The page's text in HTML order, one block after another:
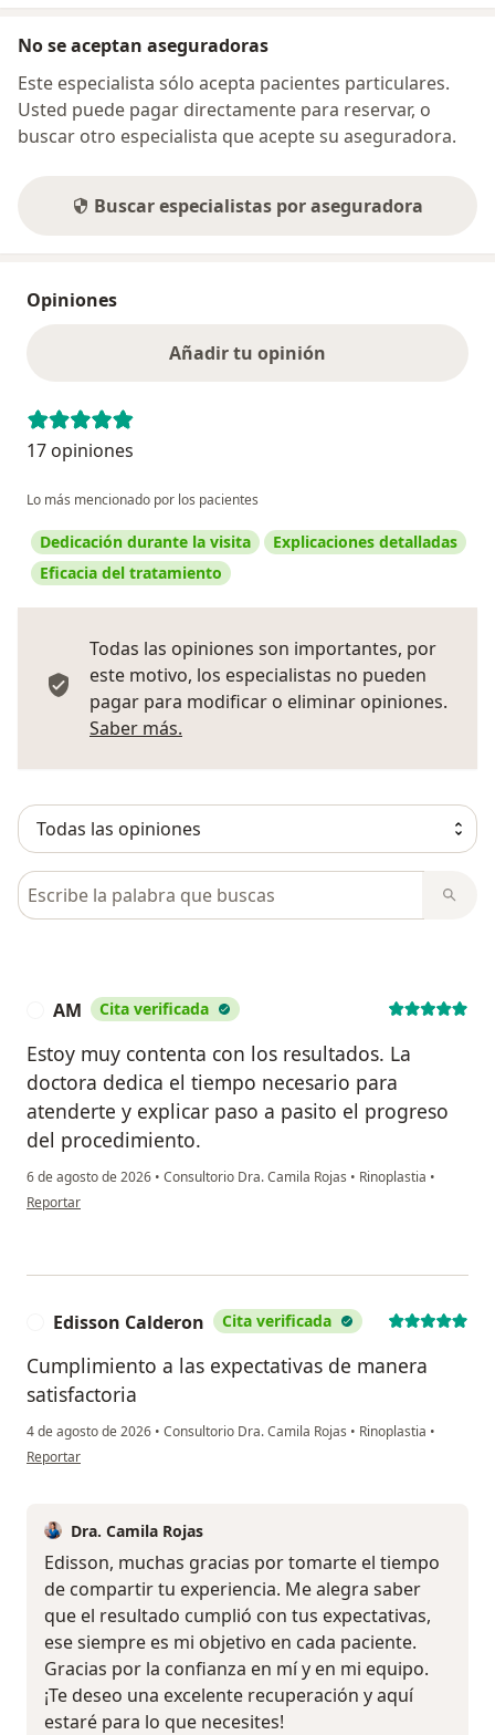
No se aceptan aseguradoras
Este especialista sólo acepta pacientes particulares.
Usted puede pagar directamente para reservar, o
buscar otro especialista que acepte su aseguradora.
Buscar especialistas por aseguradora
Opiniones
Añadir tu opinión
17 opiniones
Lo más mencionado por los pacientes
Dedicación durante la visita
Explicaciones detalladas
Eficacia del tratamiento
Todas las opiniones son importantes, por
este motivo, los especialistas no pueden
pagar para modificar o eliminar opiniones.
Saber más.
Busca en opiniones
AM Cita verificada
Estoy muy contenta con los resultados. La
doctora dedica el tiempo necesario para
atenderte y explicar paso a pasito el progreso
del procedimiento.
6 de agosto de 2026 • Consultorio Dra. Camila Rojas • Rinoplastia •
en opinión del usuario AM
Reportar
Edisson Calderon Cita verificada
Cumplimiento a las expectativas de manera
satisfactoria
4 de agosto de 2026 • Consultorio Dra. Camila Rojas • Rinoplastia •
en opinión del usuario Edisson Calderon
Reportar
Dra. Camila Rojas
Edisson, muchas gracias por tomarte el tiempo
de compartir tu experiencia. Me alegra saber
que el resultado cumplió con tus expectativas,
ese siempre es mi objetivo en cada paciente.
Gracias por la confianza en mí y en mi equipo.
¡Te deseo una excelente recuperación y aquí
estaré para lo que necesites!